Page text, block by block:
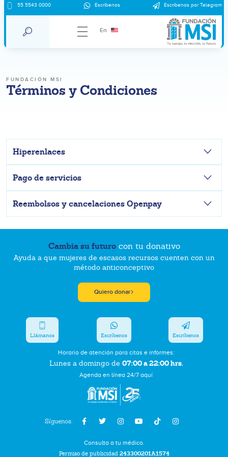
55 5543 0000 Escríbenos Escríbenos por Telegram
En
FUNDACIÓN MSI
Términos y Condiciones
Hiperenlaces
Pago de servicios
Reembolsos y cancelaciones Openpay
Cambia su futurocon tu donativo
Ayuda a que mujeres de escasos recursos cuenten con un
método anticonceptivo
Quiero donar
Síguenos:
Horario de atención para citas e informes:
Lunes a domingo de 07:00 a 22:00 hrs.
Agenda en línea 24/7 aquí
Llámanos Escríbenos Escríbenos
Consulta a tu médico.
Permiso de publicidad 243300201A1574